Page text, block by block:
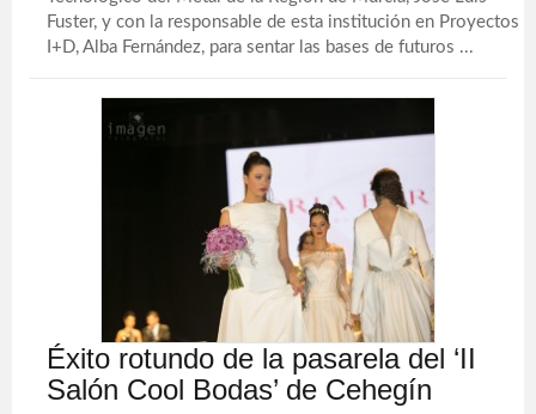
Fuster, y con la responsable de esta institución en Proyectos
I+D, Alba Fernández, para sentar las bases de futuros ...
Éxito rotundo de la pasarela del ‘II
Salón Cool Bodas’ de Cehegín